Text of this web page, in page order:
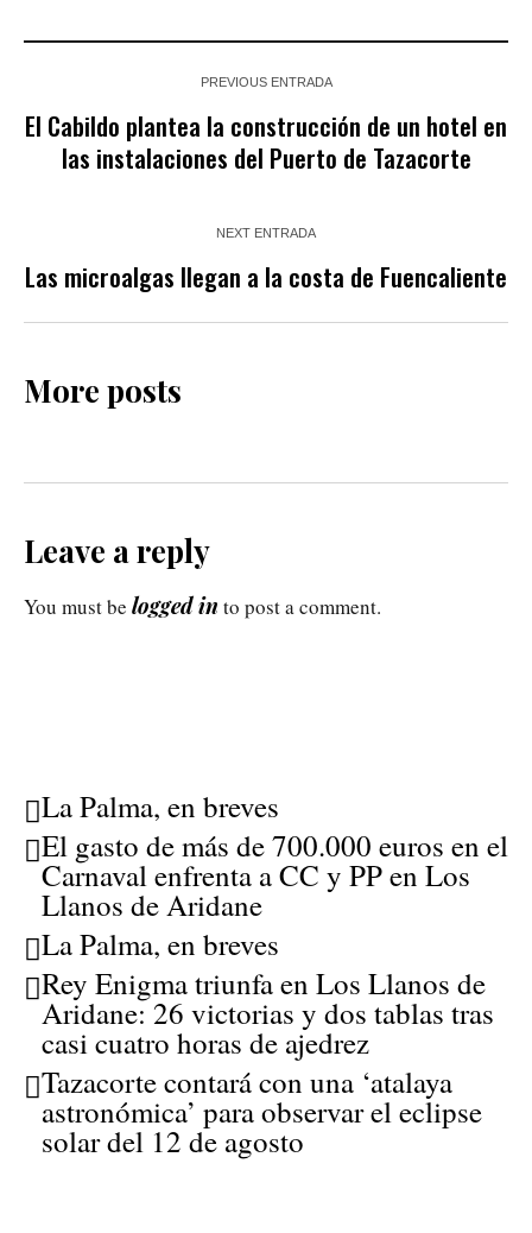
PREVIOUS ENTRADA
El Cabildo plantea la construcción de un hotel en
las instalaciones del Puerto de Tazacorte
NEXT ENTRADA
Las microalgas llegan a la costa de Fuencaliente
More posts
Leave a reply
You must be logged in to post a comment.
La Palma, en breves
El gasto de más de 700.000 euros en el
Carnaval enfrenta a CC y PP en Los
Llanos de Aridane
La Palma, en breves
Rey Enigma triunfa en Los Llanos de
Aridane: 26 victorias y dos tablas tras
casi cuatro horas de ajedrez
Tazacorte contará con una ‘atalaya
astronómica’ para observar el eclipse
solar del 12 de agosto